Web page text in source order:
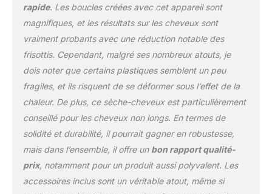
s'enroulent
automatiquement autour
de la surface du fer à
friser pour créer des
boucles lisses et
naturelles et protéger les
cheveux de la chaleur.
【3 réglages de
température】➤ 1 : basse
température, VITESSE
ÉLEVÉE, pour cheveux
secs / cheveux fins,
convient pour l'été. ➤ 2 :
température moyenne,
VENT HAUT, pour
rapide. Les boucles créées avec cet appareil sont
magnifiques, et les résultats sur les cheveux sont
vraiment probants avec une réduction notable des
frisottis. Cependant, malgré ses nombreux atouts, je
dois noter que certains plastiques semblent un peu
fragiles, et ils risquent de se déformer sous l’effet de la
chaleur. De plus, ce sèche-cheveux est particulièrement
conseillé pour les cheveux non longs. En termes de
solidité et durabilité, il pourrait gagner en robustesse,
mais dans l’ensemble, il offre un bon rapport qualité-
prix, notamment pour un produit aussi polyvalent. Les
accessoires inclus sont un véritable atout, même si